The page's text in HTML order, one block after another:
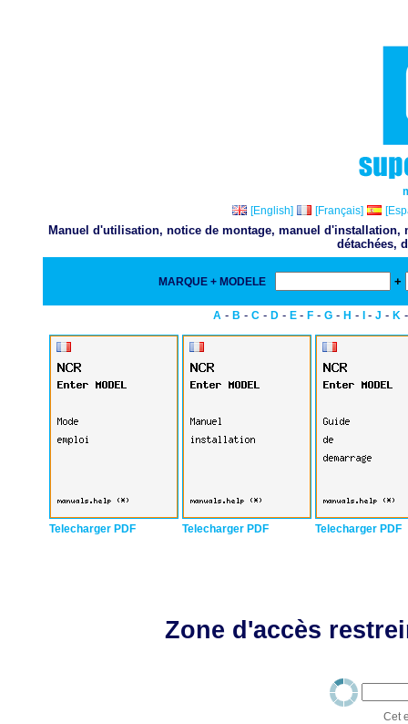
[English]
[Français]
Manuel d'utilisation, notice de montage, manuel
détachées,
MARQUE + MODELE +
A - B - C - D - E - F - G - H - - J - K
Telecharger PDF Telecharger PDF Telecharger PDF
Zone d'accès
Cet